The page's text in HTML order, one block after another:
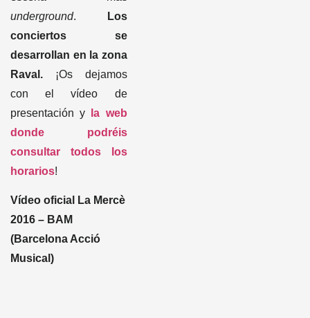
donde podréis
consultar todos los
horarios!
Vídeo oficial La Mercè
2016 – BAM
(Barcelona Acció
Musical)